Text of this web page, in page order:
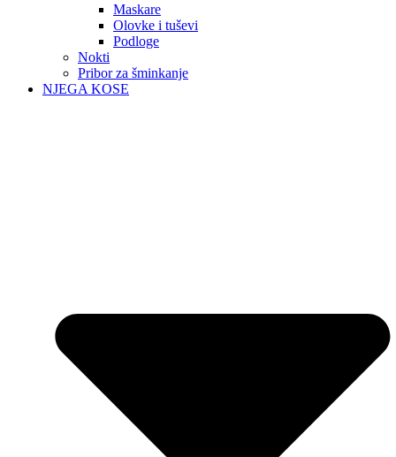
Maskare
Olovke i tuševi
Podloge
Nokti
Pribor za šminkanje
NJEGA KOSE